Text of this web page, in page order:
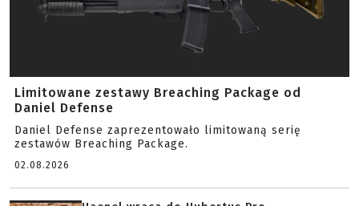
Limitowane zestawy Breaching Package od
Daniel Defense
Daniel Defense zaprezentowało limitowaną serię
zestawów Breaching Package.
02.08.2026